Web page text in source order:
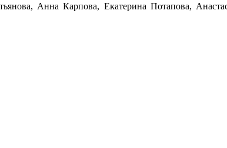
Анна Карпова, Екатерина Потапова,